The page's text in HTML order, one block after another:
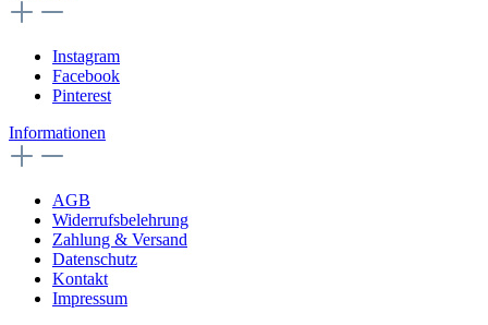
Instagram
Facebook
Pinterest
Informationen
AGB
Widerrufsbelehrung
Zahlung & Versand
Datenschutz
Kontakt
Impressum